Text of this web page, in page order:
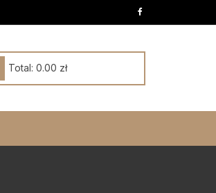
Total: 0.00 zł